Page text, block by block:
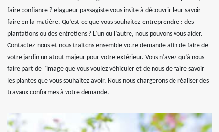
faire confiance ? elagueur paysagiste vous invite à découvrir leur savoir-
faire en la matière. Qu’est-ce que vous souhaitez entreprendre : des
plantations ou des entretiens ? L’un ou l’autre, nous pouvons vous aider.
Contactez-nous et nous traitons ensemble votre demande afin de faire de
votre jardin un atout majeur pour votre extérieur. Vous n’avez qu’à nous
faire part de l’image que vous voulez véhiculer et de nous de faire savoir
les plantes que vous souhaitez avoir. Nous nous chargerons de réaliser des
travaux conformes à votre demande.